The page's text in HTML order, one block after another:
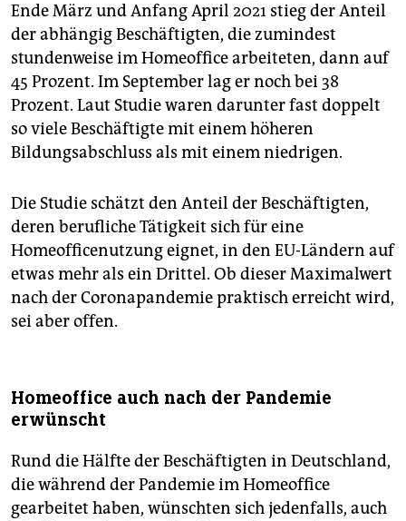
Ende März und Anfang April 2021 stieg der Anteil
der abhängig Beschäftigten, die zumindest
stundenweise im Homeoffice arbeiteten, dann auf
45 Prozent. Im September lag er noch bei 38
Prozent. Laut Studie waren darunter fast doppelt
so viele Beschäftigte mit einem höheren
Bildungsabschluss als mit einem niedrigen.
Die Studie schätzt den Anteil der Beschäftigten,
deren berufliche Tätigkeit sich für eine
Homeofficenutzung eignet, in den EU-Ländern auf
etwas mehr als ein Drittel. Ob dieser Maximalwert
nach der Coronapandemie praktisch erreicht wird,
sei aber offen.
Homeoffice auch nach der Pandemie
erwünscht
Rund die Hälfte der Beschäftigten in Deutschland,
die während der Pandemie im Homeoffice
gearbeitet haben, wünschten sich jedenfalls, auch